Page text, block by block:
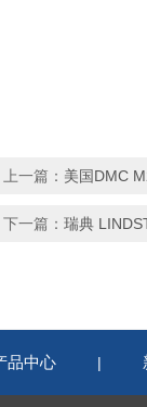
上一篇： 美国DMC
下一篇： 瑞典
品中心 |